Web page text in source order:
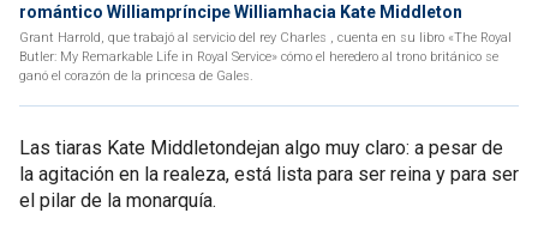
romántico Williampríncipe Williamhacia Kate Middleton
Grant Harrold, que trabajó al servicio del rey Charles , cuenta en su libro «The Royal
Butler: My Remarkable Life in Royal Service» cómo el heredero al trono británico se
ganó el corazón de la princesa de Gales.
Las tiaras Kate Middletondejan algo muy claro: a pesar de
la agitación en la realeza, está lista para ser reina y para ser
el pilar de la monarquía.